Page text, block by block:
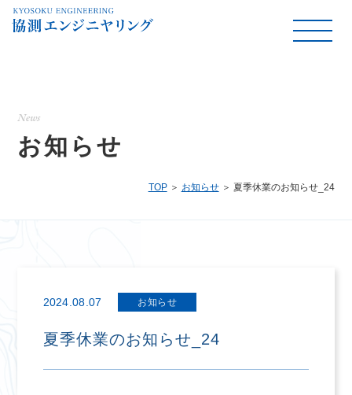
News
お知らせ
TOP お知らせ 夏季休業のお知らせ_24
2024.08.07 お知らせ
夏季休業のお知らせ_24